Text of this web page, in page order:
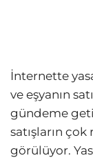
İnternette
ve eşyanın
gündeme
satışların
görülüyor.